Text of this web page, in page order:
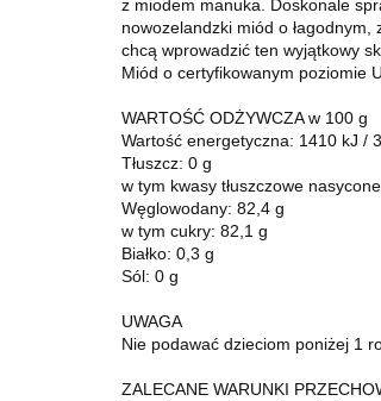
z miodem manuka. Doskonale
nowozelandzki miód o
chcą wprowadzić ten wyjątkowy
Miód o certyfikowanym poziomie
WARTOŚĆ ODŻYWCZA w 100 g
Wartość energetyczna: 1410 kJ /
Tłuszcz: 0 g
w tym kwasy tłuszczowe
Węglowodany: 82,4 g
w tym cukry: 82,1 g
Białko: 0,3 g
Sól: 0 g
UWAGA
Nie podawać dzieciom poniżej 1
ZALECANE WARUNKI